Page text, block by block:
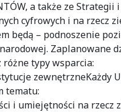
a także ze Strategii
cyfrowych i na rzecz
będą – podnoszenie
Zaplanowane
typy wsparcia:
zewnętrzneKażdy
tematu:
i umiejętności na rzecz